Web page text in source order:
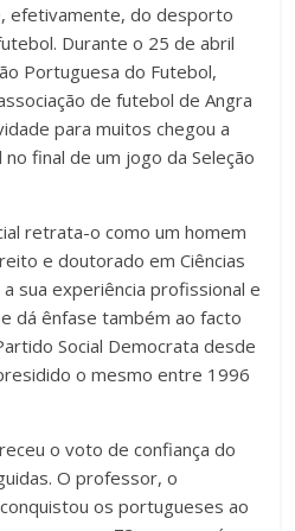
efetivamente, do desporto
Durante o 25 de abril
Portuguesa do Futebol,
de futebol de Angra
para muitos chegou a
final de um jogo da Seleção
retrata-o como um homem
e doutorado em Ciências
sua experiência profissional e
dá ênfase também ao facto
Social Democrata desde
o mesmo entre 1996
o voto de confiança do
O professor, o
os portugueses ao